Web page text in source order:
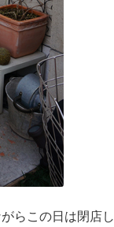
らこの日は閉店し